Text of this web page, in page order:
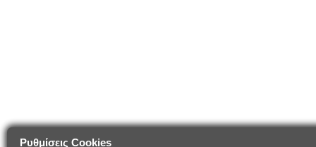
Ρυθμίσεις Cookies